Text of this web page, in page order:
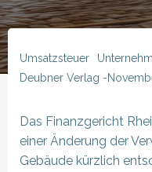
Umsatzsteuer
Deubner Verlag -
Das Finanzgericht
einer Änderung der
Gebäude kürzlich